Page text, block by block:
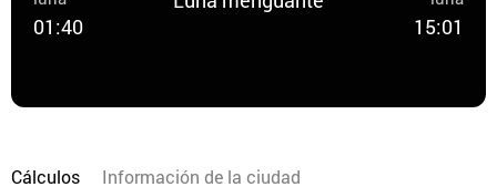
01:40 15:01
Cálculos Información de la ciudad